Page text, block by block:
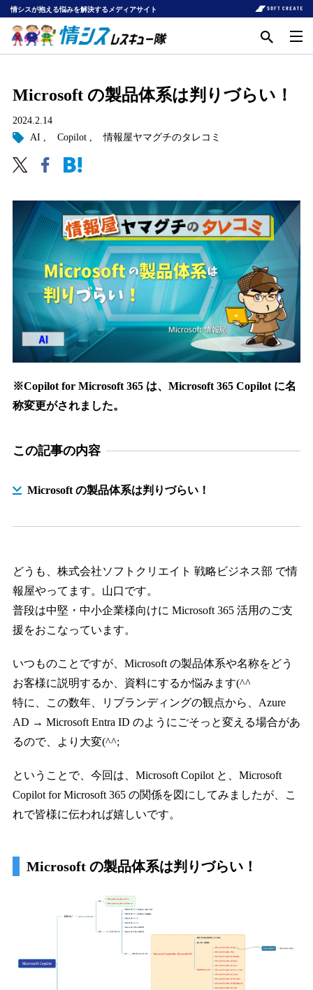
情シスが抱える悩みを解決するメディアサイト
Microsoft の製品体系は判りづらい！
2024.2.14
AI
Copilot 情報屋ヤマグチのタレコミ
※Copilot for Microsoft 365 は、Microsoft 365 Copilot に名
称変更がされました。
この記事の内容
Microsoft の製品体系は判りづらい！
どうも、株式会社ソフトクリエイト 戦略ビジネス部 で情
報屋やってます。山口です。
普段は中堅・中小企業様向けに Microsoft 365 活用のご支
援をおこなっています。
いつものことですが、Microsoft の製品体系や名称をどう
お客様に説明するか、資料にするか悩みます(^^
特に、この数年、リブランディングの観点から、Azure
AD → Microsoft Entra ID のようにごそっと変える場合があ
るので、より大変(^^;
ということで、今回は、Microsoft Copilot と、Microsoft
Copilot for Microsoft 365 の関係を図にしてみましたが、こ
れで皆様に伝われば嬉しいです。
Microsoft の製品体系は判りづらい！